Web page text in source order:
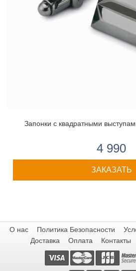
Запонки с квадратными
4 990
ЗАКАЗАТЬ
О нас Политика Безопасности
Доставка
Оплата Контакты